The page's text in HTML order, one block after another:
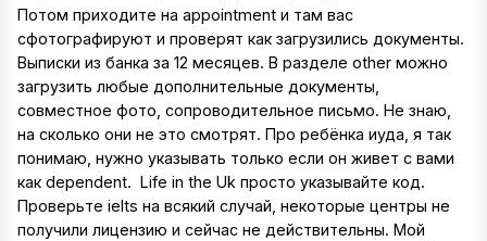
Потом приходите на appointment и там вас
сфотографируют и проверят как загрузились документы.
Выписки из банка за 12 месяцев. В разделе other можно
загрузить любые дополнительные документы,
совместное фото, сопроводительное письмо. Не знаю,
на сколько они не это смотрят. Про ребёнка иуда, я так
понимаю, нужно указывать только если он живет с вами
как dependent. Life in the Uk просто указывайте код.
Проверьте ielts на всякий случай, некоторые центры не
получили лицензию и сейчас не действительны. Мой